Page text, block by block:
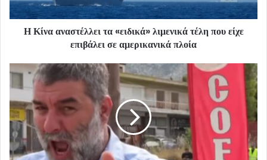
Η Κίνα αναστέλλει τα «ειδικά» λιμενικά τέλη που είχε
επιβάλει σε αμερικανικά πλοία